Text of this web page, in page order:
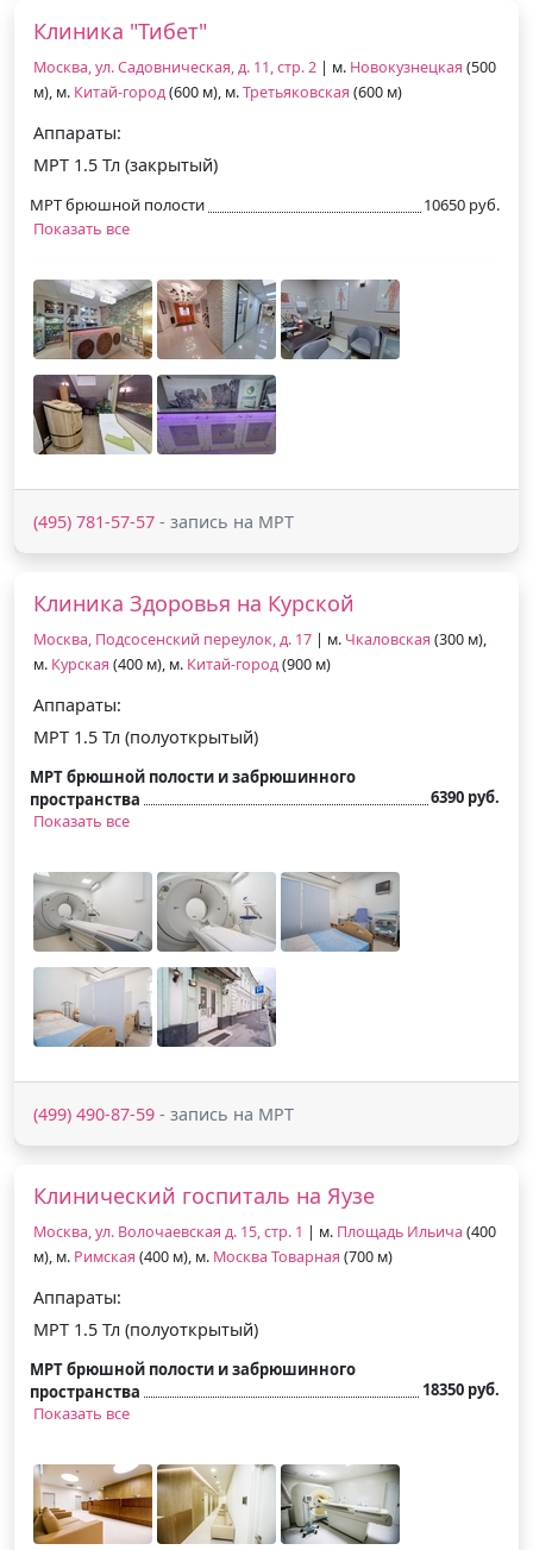
Клиника "Тибет"
Москва, ул. Садовническая, д. 11, стр. 2 | м. Новокузнецкая (500
м), м. Китай-город(600 м), м.Третьяковская (600 м)
Аппараты:
МРТ 1.5 Тл (закрытый)
МРТ брюшной полости
10650 руб.
Показать все
(495) 781-57-57 - запись на МРТ
Клиника Здоровья на Курской
Москва, Подсосенский переулок, д. 17 | м. Чкаловская (300 м),
м. Курская (400 м), м. Китай-город(900 м)
Аппараты:
МРТ 1.5 Тл (полуоткрытый)
МРТ брюшной полости и забрюшинного
пространства
6390 руб.
Показать все
(499) 490-87-59 - запись на МРТ
Клинический госпиталь на Яузе
Москва, ул. Волочаевская д. 15, стр. 1 | м. Площадь Ильича (400
м), м. Римская (400 м), м. Москва Товарная (700 м)
Аппараты:
МРТ 1.5 Тл (полуоткрытый)
МРТ брюшной полости и забрюшинного
пространства
18350 руб.
Показать все